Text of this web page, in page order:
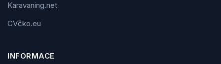
Karavaning.net
CVčko.eu
INFORMACE